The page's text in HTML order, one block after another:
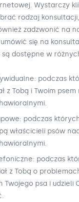
Wystarczy
rodzaj
zadzwonić na
się na
są dostępne w
podczas
z Tobą i Twoim
podczas
właścicieli psów
podczas
z Tobą o
Twojego psa i udzieli